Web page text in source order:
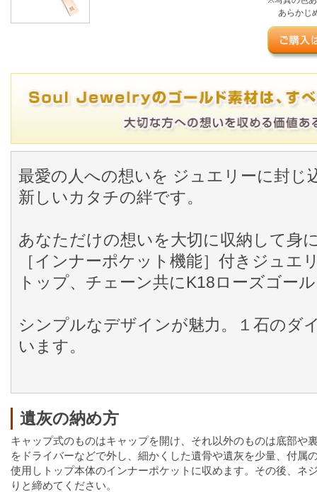
あらかじ
最愛の人への想いを ジュエリーに封じ
新しいカタチの絆です。
あなただけの想いを大切に収納して身
［インナーポケット機能］付きジュエ
トップ、チェーン共にK18ローズゴー
シンプルなデザインが魅力。１石のダ
います。
遺灰の納め方
キャップ式のものはキャップを開け、それ以外のものは底部や
をドライバーなどで外し、細かくした遺骨や遺灰を少量、付属
使用しトップ本体のインナーポケットに収めます。その後、ネ
りと締めてください。